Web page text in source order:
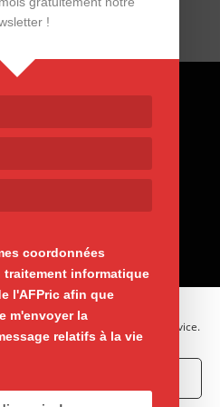
notre site web et notre service.
Paris
!
coordonnées
informatique
l'AFPric afin que
m'envoyer la
relatifs à la vie